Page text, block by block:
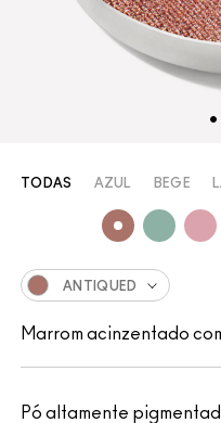
Pó altamente
TODAS AZUL BEGE
ANTIQUED
Marrom acinzentado